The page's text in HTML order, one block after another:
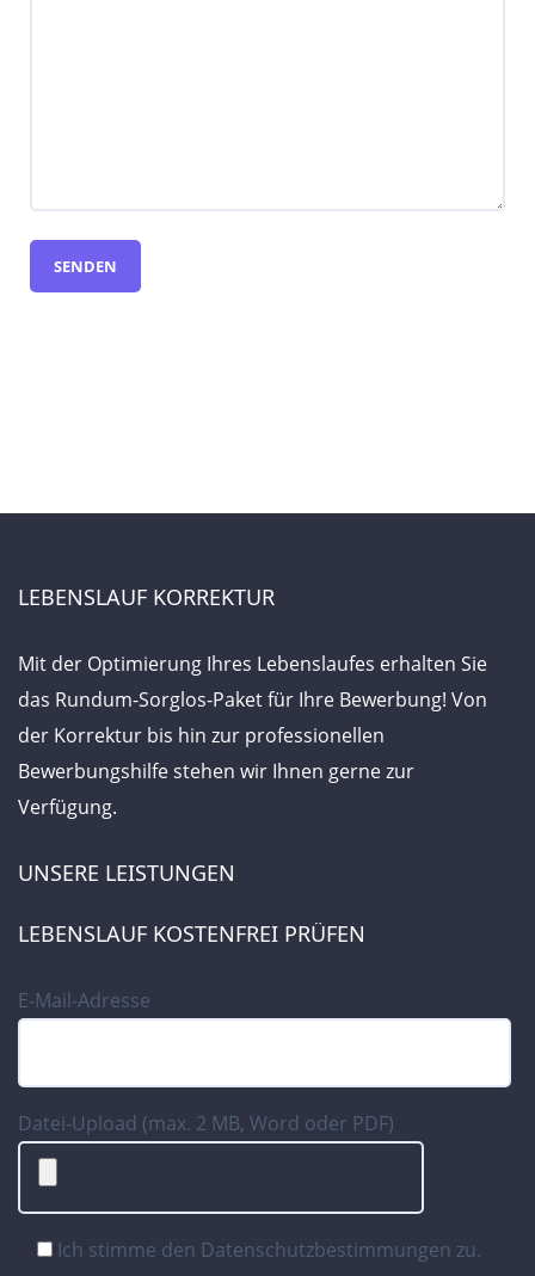
LEBENSLAUF KORREKTUR
Mit der Optimierung Ihres Lebenslaufes erhalten Sie
das Rundum-Sorglos-Paket für Ihre Bewerbung! Von
der Korrektur bis hin zur professionellen
Bewerbungshilfe stehen wir Ihnen gerne zur
Verfügung.
UNSERE LEISTUNGEN
LEBENSLAUF KOSTENFREI PRÜFEN
E-Mail-Adresse
Datei-Upload (max. 2 MB, Word oder PDF)
Ich stimme den Datenschutzbestimmungen zu.